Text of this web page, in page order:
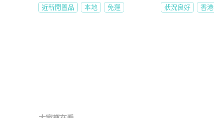
近新閒置品 本地 免運 狀況良好 香港